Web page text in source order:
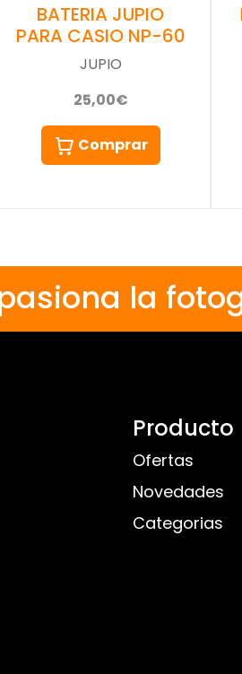
BATERIA JUPIO
PARA CASIO NP-60
JUPIO
25,00€
Comprar
la
Producto
Ofertas
Novedades
Categorias